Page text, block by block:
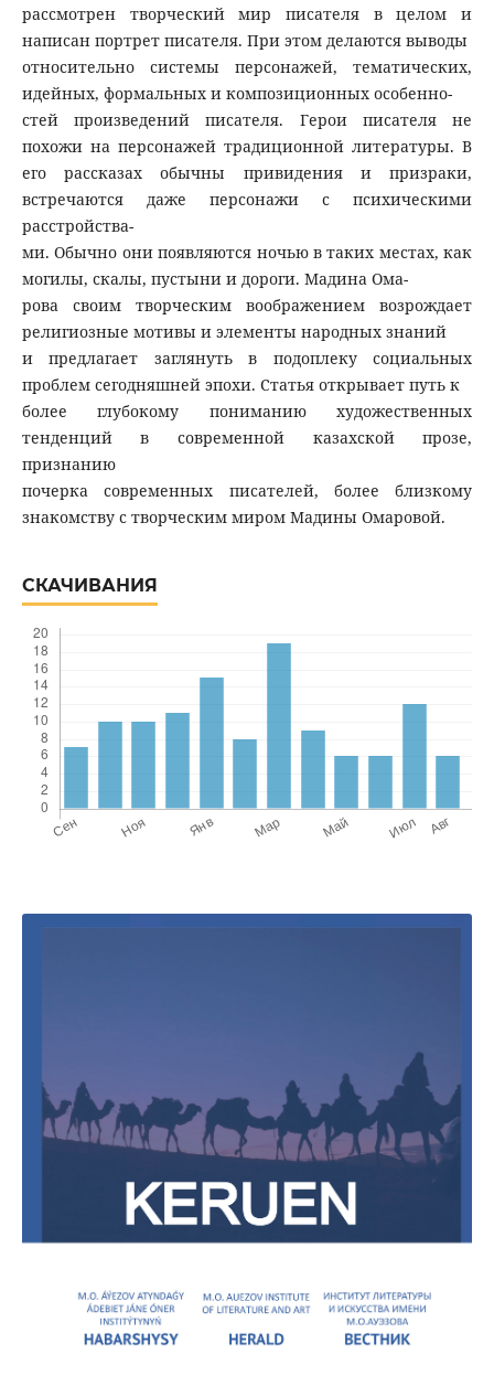
рассмотрен творческий мир писателя в целом и
написан портрет писателя. При этом делаются выводы
относительно системы персонажей, тематических,
идейных, формальных и композиционных особенно-
стей произведений писателя. Герои писателя не
похожи на персонажей традиционной литературы. В
его рассказах обычны привидения и призраки,
встречаются даже персонажи с психическими
расстройства-
ми. Обычно они появляются ночью в таких местах, как
могилы, скалы, пустыни и дороги. Мадина Ома-
рова своим творческим воображением возрождает
религиозные мотивы и элементы народных знаний
и предлагает заглянуть в подоплеку социальных
проблем сегодняшней эпохи. Статья открывает путь к
более глубокому пониманию художественных
тенденций в современной казахской прозе,
признанию
почерка современных писателей, более близкому
знакомству с творческим миром Мадины Омаровой.
СКАЧИВАНИЯ